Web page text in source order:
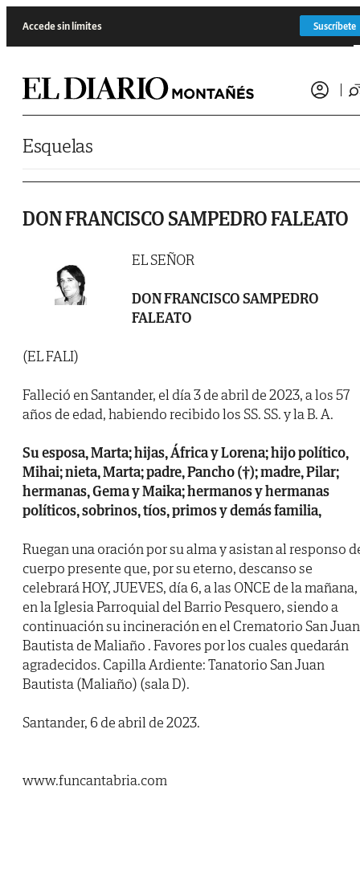
Accede sin límites Suscríbete
Esquelas
DON FRANCISCO SAMPEDRO FALEATO
EL SEÑOR
DON FRANCISCO SAMPEDRO
FALEATO
(EL FALI)
Falleció en Santander, el día 3 de abril de 2023, a los 57
años de edad, habiendo recibido los SS. SS. y la B. A.
Su esposa, Marta; hijas, África y Lorena; hijo político,
Mihai; nieta, Marta; padre, Pancho (†); madre, Pilar;
hermanas, Gema y Maika; hermanos y hermanas
políticos, sobrinos, tíos, primos y demás familia,
Ruegan una oración por su alma y asistan al responso
cuerpo presente que, por su eterno, descanso se
celebrará HOY, JUEVES, día 6, a las ONCE de la mañana,
en la Iglesia Parroquial del Barrio Pesquero, siendo a
continuación su incineración en el Crematorio San Juan
Bautista de Maliaño . Favores por los cuales quedarán
agradecidos. Capilla Ardiente: Tanatorio San Juan
Bautista (Maliaño) (sala D).
Santander, 6 de abril de 2023.
www.funcantabria.com